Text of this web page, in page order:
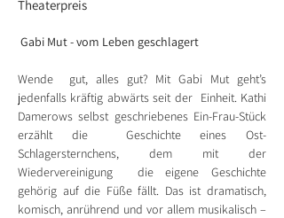
Theaterpreis
Gabi Mut - vom Leben geschlagert
Wende  gut, alles gut? Mit Gabi Mut geht’s
jedenfalls kräftig abwärts seit der  Einheit. Kathi
Damerows selbst geschriebenes Ein-Frau-Stück
erzählt die  Geschichte eines Ost-
Schlagersternchens, dem mit der
Wiedervereinigung  die eigene Geschichte
gehörig auf die Füße fällt. Das ist dramatisch,
komisch, anrührend und vor allem musikalisch –